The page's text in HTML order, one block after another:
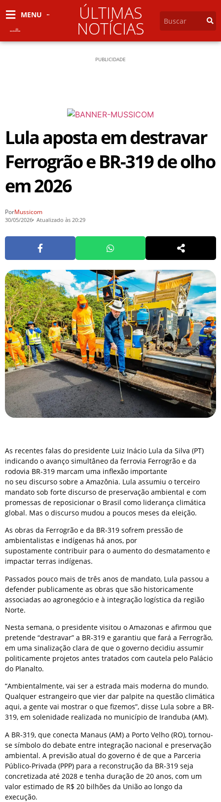
MENU ÚLTIMAS
NOTÍCIAS
PUBLICIDADE
Lula aposta em destravar
Ferrogrão e BR-319 de olho
em 2026
PorMussicom
30/05/2026 Atualizado às 20:29
As recentes falas do presidente Luiz Inácio Lula da Silva (PT)
indicando o avanço simultâneo da ferrovia Ferrogrão e da
rodovia BR-319 marcam uma inflexão importante
no seu discurso sobre a Amazônia. Lula assumiu o terceiro
mandato sob forte discurso de preservação ambiental e com
promessas de reposicionar o Brasil como liderança climática
global. Mas o discurso mudou a poucos meses da eleição.
As obras da Ferrogrão e da BR-319 sofrem pressão de
ambientalistas e indígenas há anos, por
supostamente contribuir para o aumento do desmatamento e
impactar terras indígenas.
Passados pouco mais de três anos de mandato, Lula passou a
defender publicamente as obras que são historicamente
associadas ao agronegócio e à integração logística da região
Norte.
Nesta semana, o presidente visitou o Amazonas e afirmou que
pretende “destravar” a BR-319 e garantiu que fará a Ferrogrão,
em uma sinalização clara de que o governo decidiu assumir
politicamente projetos antes tratados com cautela pelo Palácio
do Planalto.
“Ambientalmente, vai ser a estrada mais moderna do mundo.
Qualquer estrangeiro que vier dar palpite na questão climática
aqui, a gente vai mostrar o que fizemos”, disse Lula sobre a BR-
319, em solenidade realizada no município de Iranduba (AM).
A BR-319, que conecta Manaus (AM) a Porto Velho (RO), tornou-
se símbolo do debate entre integração nacional e preservação
ambiental. A previsão atual do governo é de que a Parceria
Público-Privada (PPP) para a reconstrução da BR-319 seja
concretizada até 2028 e tenha duração de 20 anos, com um
valor estimado de R$ 20 bilhões da União ao longo da
execução.